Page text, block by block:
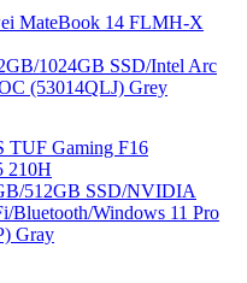
MateBook 14 FLMH-X
1024GB SSD/Intel Arc
(53014QLJ) Grey
TUF Gaming F16
210H
512GB SSD/NVIDIA
Bluetooth/Windows 11 Pro
Gray